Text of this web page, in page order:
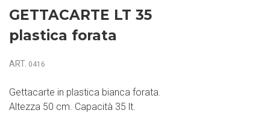
GETTACARTE LT 35
plastica forata
ART. 0416
Gettacarte in plastica bianca forata.
Altezza 50 cm. Capacità 35 lt.